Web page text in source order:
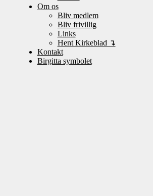
Om os
Bliv medlem
Bliv frivillig
Links
Hent Kirkeblad ↴
Kontakt
Birgitta symbolet